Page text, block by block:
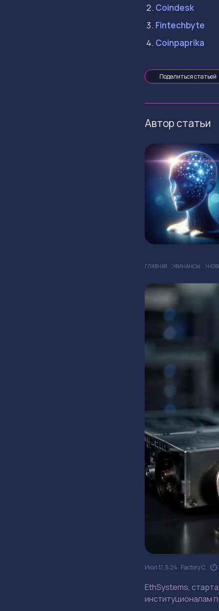
Coindesk
Fintechbyte
Coinpaprika
Поделиться статьей
Автор статьи
ГЛАВНАЯ ФИНАНСЫ
Июл 17, 5:24 Factory C.
EthSystems,
институционалам